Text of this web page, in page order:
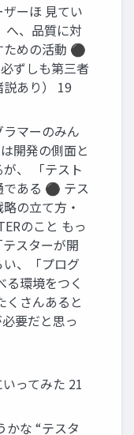
ーほ 見てい
へ、品質に対
ための活動 ⚫
ずしも第三者
あり） 19
マーのみん
開発の側面と
、 「テスト
である ⚫ テス
の立て方・
のこと もっ
スターが開
、「プログ
る環境をつく
くさんあると
要だと思っ
ってみた 21
かな “テスタ